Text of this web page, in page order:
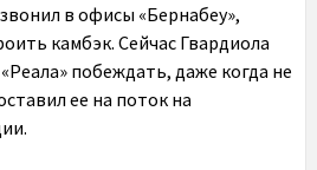
в офисы «Бернабеу»,
камбэк. Сейчас Гвардиола
побеждать, даже когда не
ее на поток на
.